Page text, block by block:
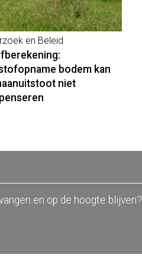
en Beleid
bodem kan
niet
en op de hoogte blijven?